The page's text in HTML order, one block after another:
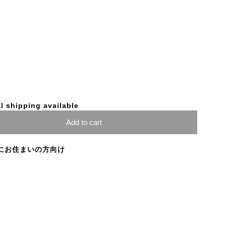
shipping available
Add to cart
お住まいの方向け